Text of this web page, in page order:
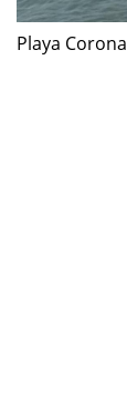
Playa Corona